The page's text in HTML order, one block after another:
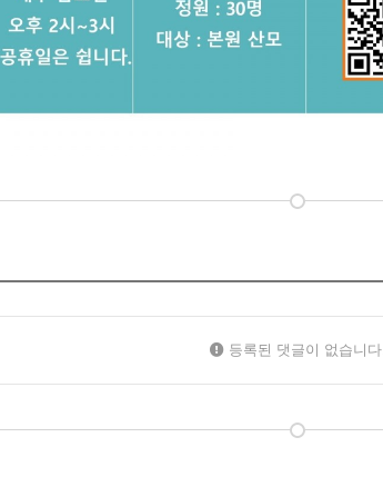
등록된 댓글이 없습니다.